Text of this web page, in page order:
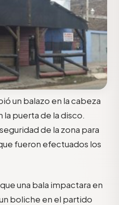
un balazo en la cabeza
la puerta de la disco.
de la zona para
fueron efectuados los
una bala impactara en
boliche en el partido